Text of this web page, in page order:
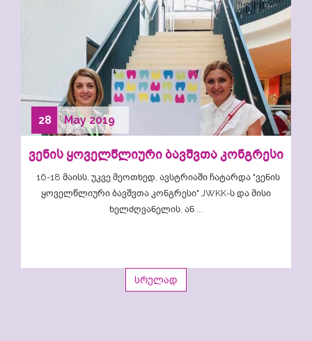
28 May 2019
ვენის ყოველწლიური ბავშვთა კონგრესი
16-18 მაისს, უკვე მეოთხედ, ავსტრიაში ჩატარდა "ვენის
ყოველწლიური ბავშვთა კონგრესი" JWKK-ს და მისი
ხელძღვანელის, ან ...
სრულად